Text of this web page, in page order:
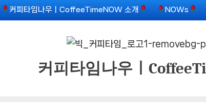
커피타임나우ㅣCoffeeTimeNOW 소개 NOWs
커피타임나우ㅣ